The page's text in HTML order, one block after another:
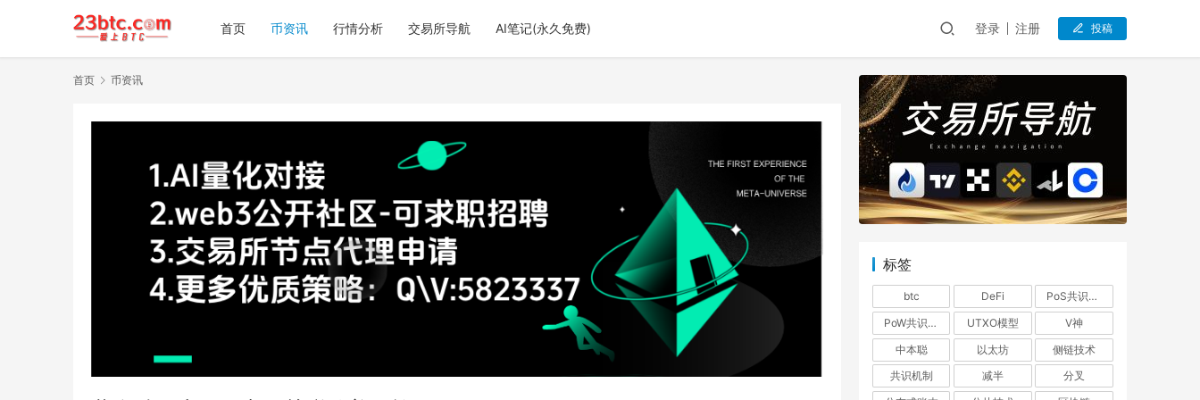
首页 币资讯 行情分析 交易所导航 AI笔记(永久免费) 登录 注册 投稿
首页 币资讯
标签
btc DeFi
PoS共识机制
PoW共识机制
UTXO模型
V神
中本聪
以太坊
侧链技术
共识机制
减半
分叉